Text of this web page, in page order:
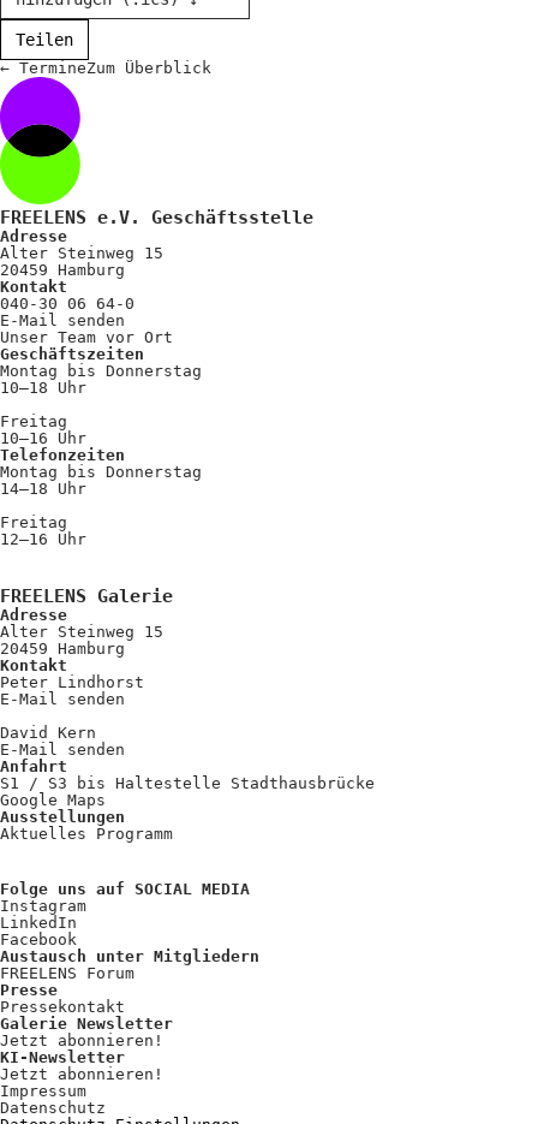
Teilen
← TermineZum Überblick
FREELENS e.V. Geschäftsstelle
Adresse
Alter Steinweg 15
20459 Hamburg
Kontakt
040-30 06 64-0
E-Mail senden
Unser Team vor Ort
Geschäftszeiten
Montag bis Donnerstag
10–18 Uhr
Freitag
10–16 Uhr
Telefonzeiten
Montag bis Donnerstag
14–18 Uhr
Freitag
12–16 Uhr
FREELENS Galerie
Adresse
Alter Steinweg 15
20459 Hamburg
Kontakt
Peter Lindhorst
E-Mail senden
David Kern
E-Mail senden
Anfahrt
S1 / S3 bis Haltestelle Stadthausbrücke
Google Maps
Ausstellungen
Aktuelles Programm
Folge uns auf SOCIAL MEDIA
Instagram
LinkedIn
Facebook
Austausch unter Mitgliedern
FREELENS Forum
Presse
Pressekontakt
Galerie Newsletter
Jetzt abonnieren!
KI-Newsletter
Jetzt abonnieren!
Impressum
Datenschutz